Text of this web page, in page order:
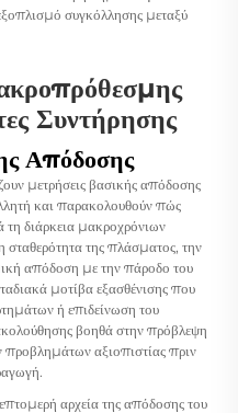
συγκόλλησης μεταξύ
Συντήρησης
Απόδοσης
μετρήσεις βασικής απόδοσης
και παρακολουθούν πώς
τη διάρκεια μακροχρόνιων
σταθερότητα της πλάσματος, την
απόδοση με την πάροδο του
μοτίβα εξασθένισης που
ή επιδείνωση του
βοηθά στην πρόβλεψη
αξιοπιστίας πριν
αρχεία της απόδοσης του